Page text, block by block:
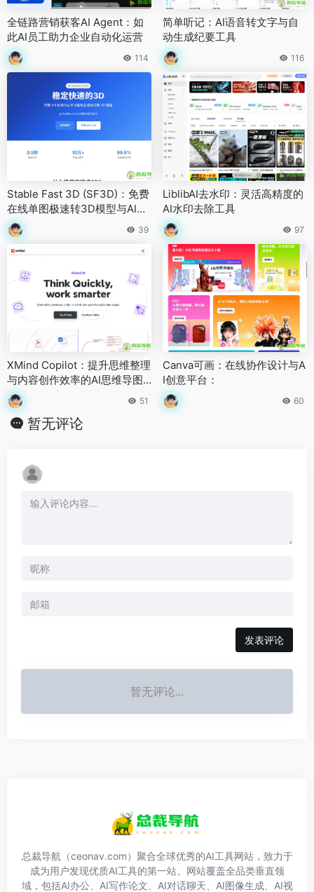
全链路营销获客AI Agent：如
此AI员工助力企业自动化运营
114
简单听记：AI语音转文字与自
动生成纪要工具
116
Stable Fast 3D (SF3D)：免费
在线单图极速转3D模型与AI三
维生成工具
39
LiblibAI去水印：灵活高精度的
AI水印去除工具
97
XMind Copilot：提升思维整理
与内容创作效率的AI思维导图
工具
51
Canva可画：在线协作设计与A
I创意平台：
60
暂无评论
发表评论
暂无评论...
总裁导航（ceonav.com）聚合全球优秀的AI工具网站，致力于
成为用户发现优质AI工具的第一站。网站覆盖全品类垂直领
域，包括AI办公、AI写作论文、AI对话聊天、AI图像生成、AI视